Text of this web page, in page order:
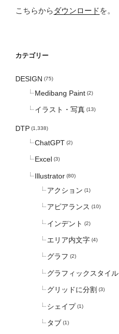
こちらから ダウンロード を。
カテゴリー
DESIGN (75)
Medibang Paint (2)
イラスト・写真 (13)
DTP (1,338)
ChatGPT (2)
Excel (3)
Illustrator (80)
アクション (1)
アピアランス (10)
インデント (2)
エリア内文字 (4)
グラフ (2)
グラフィックスタイル
グリッドに分割 (3)
シェイプ (1)
タブ (1)